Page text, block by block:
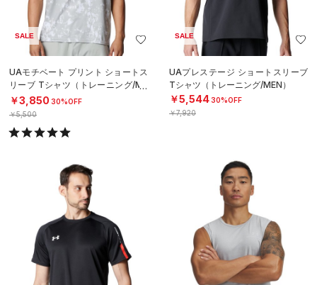
SALE
UAモチベート プリント ショートス
リーブ Tシャツ（トレーニング/ME
N）
￥3,850 30%OFF
￥5,500
SALE
UAプレステージ ショートスリーブ
Tシャツ（トレーニング/MEN）
￥5,54430%OFF
￥7,920